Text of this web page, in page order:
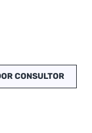
CONSULTOR